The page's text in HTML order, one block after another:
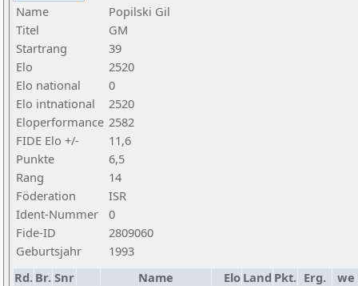
Name
Popilski Gil
Titel
GM
Startrang
39
Elo
2520
Elo national
0
Elo intnational
2520
Eloperformance 2582
FIDE Elo +/-
11,6
Punkte
6,5
Rang
14
Föderation
ISR
Ident-Nummer
0
Fide-ID
2809060
Geburtsjahr
1993
Rd. Br. Snr Name Elo Land Pkt. Erg.
we